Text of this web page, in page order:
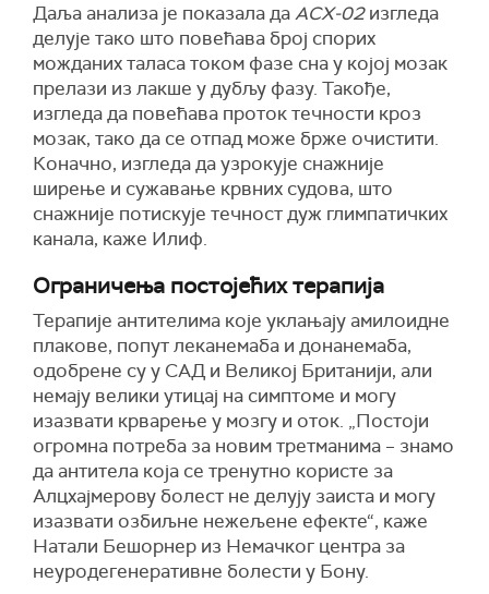
Даља анализа је показала даACX-02изгледа
делује тако што повећава број спорих
можданих таласа током фазе сна у којој мозак
прелази из лакше у дубљу фазу. Такође,
изгледа да повећава проток течности кроз
мозак, тако да се отпад може брже очистити.
Коначно, изгледа да узрокује снажније
ширење и сужавање крвних судова, што
снажније потискује течност дуж глимпатичких
канала, каже Илиф.
Ограничења постојећих терапија
Терапије антителима које уклањају амилоидне
плакове, попут леканемаба и донанемаба,
одобрене су у САД и Великој Британији, али
немају велики утицај на симптоме и могу
изазвати крварење у мозгу и оток. „Постоји
огромна потреба за новим третманима – знамо
да антитела која се тренутно користе за
Алцхајмерову болест не делују заиста и могу
изазвати озбиљне нежељене ефекте“, каже
Натали Бешорнер из Немачког центра за
неуродегенеративне болести у Бону.